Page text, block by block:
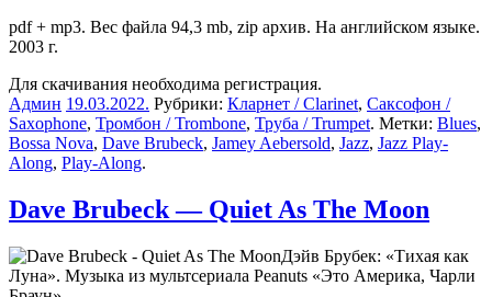
pdf + mp3. Вес файла 94,3 mb, zip архив. На английском языке.
2003 г.
Для скачивания необходима регистрация.
Админ 19.03.2022. Рубрики: Кларнет / Clarinet, Саксофон /
Saxophone, Тромбон / Trombone, Труба / Trumpet. Метки: Blues,
Bossa Nova, Dave Brubeck, Jamey Aebersold, Jazz, Jazz Play-
Along, Play-Along.
Dave Brubeck — Quiet As The Moon
Дэйв Брубек: «Тихая как
Луна». Музыка из мультсериала Peanuts «Это Америка, Чарли